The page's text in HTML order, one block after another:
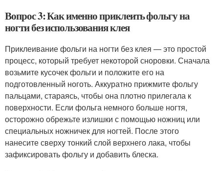
Вопрос 3: Как именно приклеить фольгу на
ногти без использования клея
Приклеивание фольги на ногти без клея — это простой
процесс, который требует некоторой сноровки. Сначала
возьмите кусочек фольги и положите его на
подготовленный ноготь. Аккуратно прижмите фольгу
пальцами, стараясь, чтобы она плотно прилегала к
поверхности. Если фольга немного больше ногтя,
осторожно обрежьте излишки с помощью ножниц или
специальных ножничек для ногтей. После этого
нанесите сверху тонкий слой верхнего лака, чтобы
зафиксировать фольгу и добавить блеска.